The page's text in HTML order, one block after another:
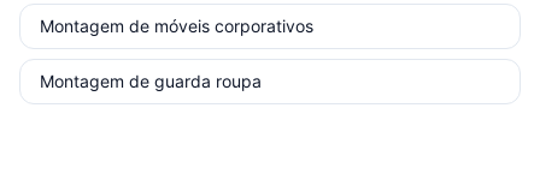
Montagem de móveis corporativos
Montagem de guarda roupa